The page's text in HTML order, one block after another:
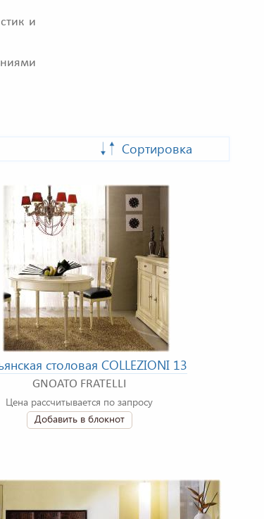
и
Сортировка
столовая COLLEZIONI 13
GNOATO FRATELLI
Цена рассчитывается по запросу
Добавить в блокнот